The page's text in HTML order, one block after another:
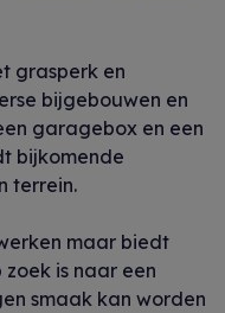
grasperk en
bijgebouwen en
garagebox en een
bijkomende
terrein.
maar biedt
is naar een
smaak kan worden